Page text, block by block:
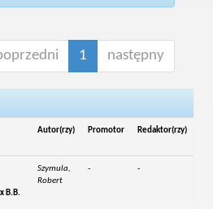
1 następny
Autor(rzy) Promotor Redaktor(rzy)
В.В.
Szymula,
Robert
- -